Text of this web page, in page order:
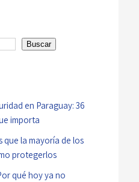
Buscar
en Paraguay: 36
importa
que la mayoría de los
protegerlos
qué hoy ya no